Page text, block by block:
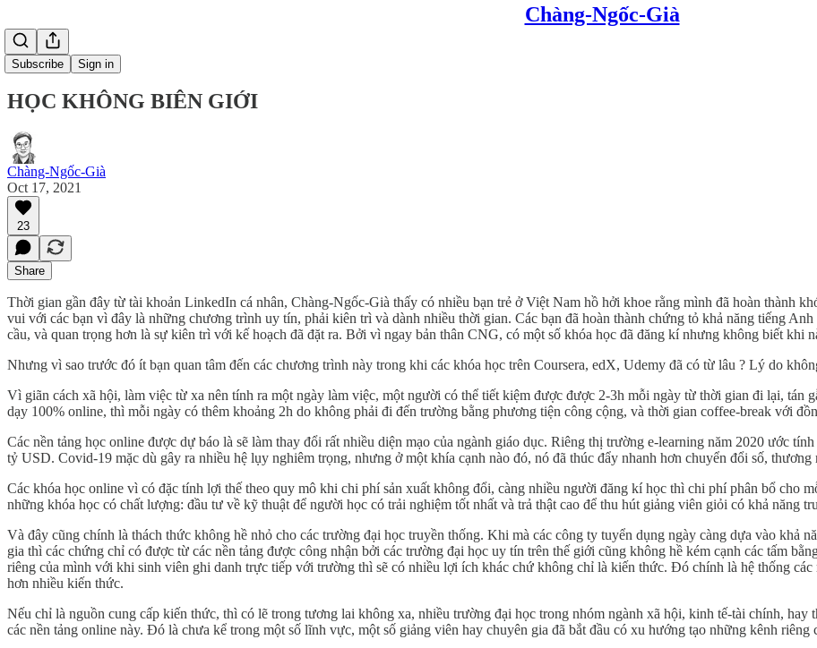
Chàng-Ngốc-Già
Subscribe Sign in
HỌC KHÔNG BIÊN GIỚI
Chàng-Ngốc-Già
Oct 17, 2021
23
Share
Thời gian gần đây từ tài khoản LinkedIn cá nhân, Chàng-Ngốc-Già thấy có nhiều bạn trẻ ở Việt Nam hồ hởi khoe rằng mình đã hoàn thành
vui với các bạn vì đây là những chương trình uy tín, phải kiên trì và dành nhiều thời gian. Các bạn đã hoàn thành chứng tỏ khả năng tiếng
cầu, và quan trọng hơn là sự kiên trì với kế hoạch đã đặt ra. Bởi vì ngay bản thân CNG, có một số khóa học đã đăng kí nhưng không biết khi
Nhưng vì sao trước đó ít bạn quan tâm đến các chương trình này trong khi các khóa học trên Coursera, edX, Udemy đã có từ lâu ? Lý do
Vì giãn cách xã hội, làm việc từ xa nên tính ra một ngày làm việc, một người có thể tiết kiệm được được 2-3h mỗi ngày từ thời gian đi lại, tán
dạy 100% online, thì mỗi ngày có thêm khoảng 2h do không phải đi đến trường bằng phương tiện công cộng, và thời gian coffee-break với
Các nền tảng học online được dự báo là sẽ làm thay đổi rất nhiều diện mạo của ngành giáo dục. Riêng thị trường e-learning năm 2020 ước
tỷ USD. Covid-19 mặc dù gây ra nhiều hệ lụy nghiêm trọng, nhưng ở một khía cạnh nào đó, nó đã thúc đẩy nhanh hơn chuyển đổi số,
Các khóa học online vì có đặc tính lợi thế theo quy mô khi chi phí sản xuất không đổi, càng nhiều người đăng kí học thì chi phí phân bổ cho
những khóa học có chất lượng: đầu tư về kỹ thuật để người học có trải nghiệm tốt nhất và trả thật cao để thu hút giảng viên giỏi có khả năng
Và đây cũng chính là thách thức không hề nhỏ cho các trường đại học truyền thống. Khi mà các công ty tuyển dụng ngày càng dựa vào khả
gia thì các chứng chỉ có được từ các nền tảng được công nhận bởi các trường đại học uy tín trên thế giới cũng không hề kém cạnh các tấm
riêng của mình với khi sinh viên ghi danh trực tiếp với trường thì sẽ có nhiều lợi ích khác chứ không chỉ là kiến thức. Đó chính là hệ thống
hơn nhiều kiến thức.
Nếu chỉ là nguồn cung cấp kiến thức, thì có lẽ trong tương lai không xa, nhiều trường đại học trong nhóm ngành xã hội, kinh tế-tài chính, hay
các nền tảng online này. Đó là chưa kể trong một số lĩnh vực, một số giảng viên hay chuyên gia đã bắt đầu có xu hướng tạo những kênh riêng